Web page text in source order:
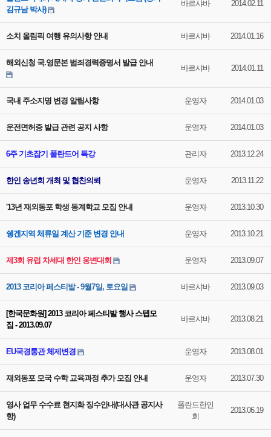
김규남 박사)
바르샤바 2014.02.11
소치 올림픽 여행 유의사항 안내 바르샤바 2014.01.16
해외신청 국.영문본 범죄경력증명서 발급 안내
바르샤바 2014.01.11
국내 주소지명 변경 알림사항 운영자 2014.01.03
운전면허증 발급 관련 공지 사항 운영자 2014.01.03
6주 기초잡기 폴란드어 특강 관리자 2013.12.24
한인 송년회 개최 및 협찬의뢰 운영자 2013.11.22
'13년 재외동포 학생 동계학교 모집 안내 운영자 2013.10.30
쉥겐지역 체류일 계산 기준 변경 안내 운영자 2013.10.21
제3회 유럽 차세대 한인 웅변대회 운영자 2013.09.07
2013 코리아 페스티발 - 9월7일, 토요일 바르샤바 2013.09.03
[한국문화원] 2013 코리아 페스티발 행사 스텝모
집 - 2013.09.07
바르샤바 2013.08.21
EU국경통관 체제변경 운영자 2013.08.01
재외동포 모국 수학 교육과정 추가 모집 안내 운영자 2013.07.30
영사 업무 수수료 현지화 징수안내(대사관 공지사
항)
폴란드한인
회
2013.06.19